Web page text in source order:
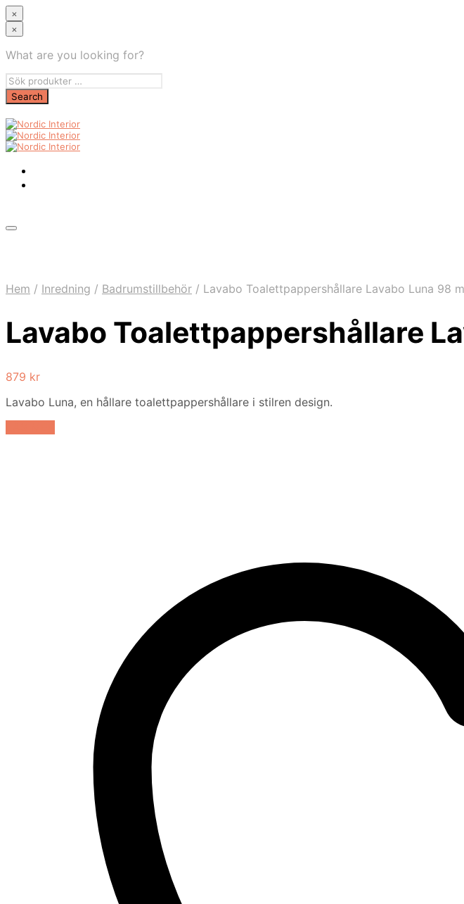
×
×
What are you looking for?
Hem / Inredning / Badrumstillbehör / Lavabo Toalettpappershållare Lavabo Luna 98
Lavabo Toalettpappershållare
879 kr
Lavabo Luna, en hållare toalettpappershållare i stilren design.